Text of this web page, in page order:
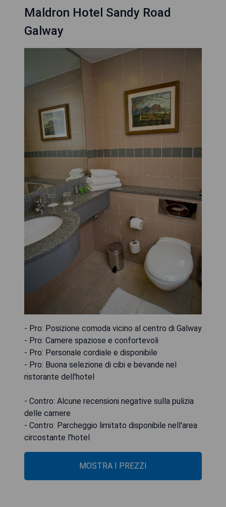
Maldron Hotel Sandy Road
Galway
- Pro: Posizione comoda vicino al centro di Galway
- Pro: Camere spaziose e confortevoli
- Pro: Personale cordiale e disponibile
- Pro: Buona selezione di cibi e bevande nel
ristorante dell'hotel
- Contro: Alcune recensioni negative sulla pulizia
delle camere
- Contro: Parcheggio limitato disponibile nell'area
circostante l'hotel
MOSTRA I PREZZI